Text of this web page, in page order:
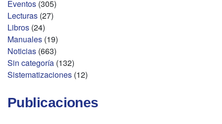
Eventos (305)
Lecturas (27)
Libros (24)
Manuales (19)
Noticias (663)
Sin categoría (132)
Sistematizaciones (12)
Publicaciones